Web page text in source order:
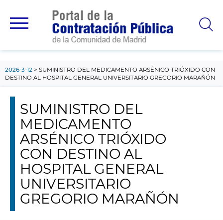
principal
2026-3-12
SUMINISTRO DEL MEDICAMENTO ARSÉNICO TRIÓXIDO CON
DESTINO AL HOSPITAL GENERAL UNIVERSITARIO GREGORIO MARAÑÓN
SUMINISTRO DEL
MEDICAMENTO
ARSÉNICO TRIÓXIDO
CON DESTINO AL
HOSPITAL GENERAL
UNIVERSITARIO
GREGORIO MARAÑÓN